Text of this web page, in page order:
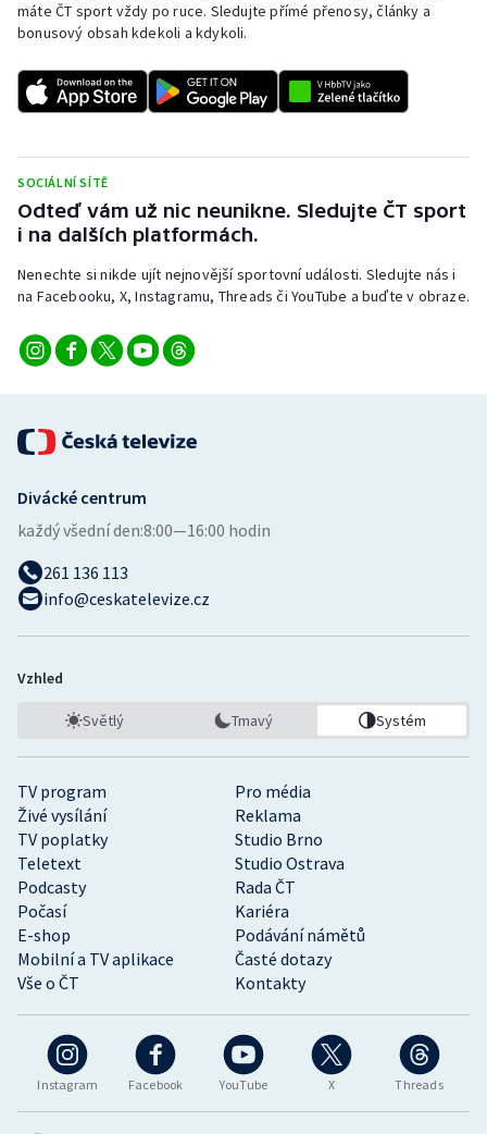
Rychlostní kanoistika
Short track
Stolní tenis
Triatlon
Veslování
Vodní slalom
Ostatní
máte ČT sport vždy po ruce. Sledujte přímé přenosy, články a
bonusový obsah kdekoli a kdykoli.
SOCIÁLNÍ SÍTĚ
Odteď vám už nic neunikne. Sledujte ČT sport
i na dalších platformách.
Nenechte si nikde ujít nejnovější sportovní události. Sledujte nás i
na Facebooku, X, Instagramu, Threads či YouTube a buďte v obraze.
Instagram Facebook YouTube X Threads
TV program
Pro média
Živé vysílání
Reklama
TV poplatky
Studio Brno
Teletext
Studio Ostrava
Podcasty
Rada ČT
Počasí
Kariéra
E-shop
Podávání námětů
Mobilní a TV aplikace
Časté dotazy
Vše o ČT
Kontakty
Divácké centrum
každý všední den:8:00—16:00 hodin
261 136 113
info@ceskatelevize.cz
Vzhled
Světlý Tmavý Systém